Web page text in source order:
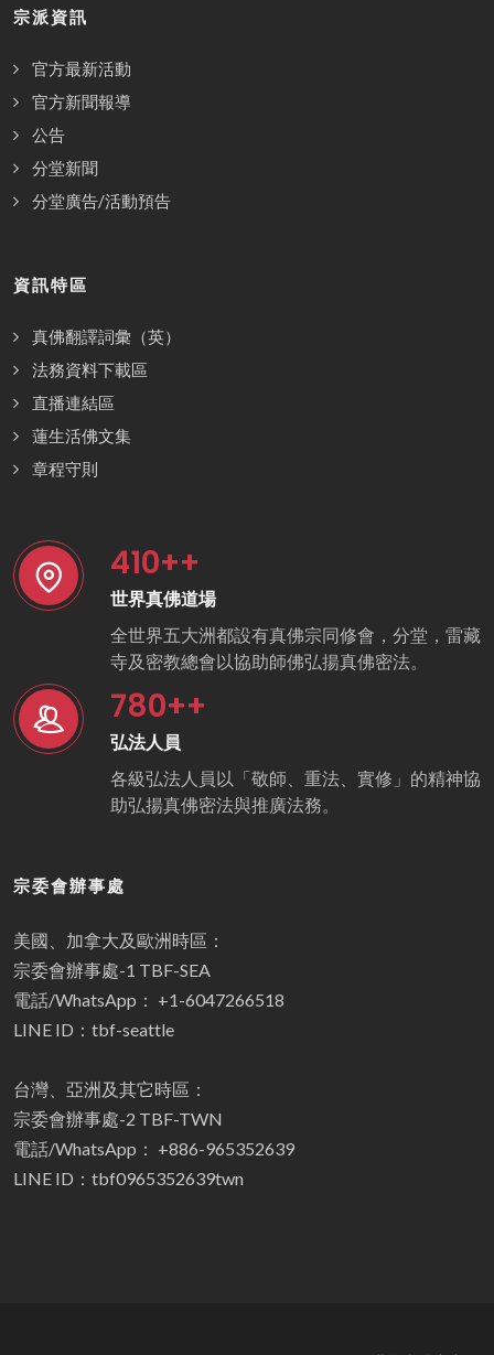
宗派資訊
官方最新活動
官方新聞報導
公告
分堂新聞
分堂廣告/活動預告
資訊特區
真佛翻譯詞彙（英）
法務資料下載區
直播連結區
蓮生活佛文集
章程守則
410++
世界真佛道場
全世界五大洲都設有真佛宗同修會，分堂，雷藏
寺及密教總會以協助師佛弘揚真佛密法。
780++
弘法人員
各級弘法人員以「敬師、重法、實修」的精神協
助弘揚真佛密法與推廣法務。
宗委會辦事處
美國、加拿大及歐洲時區：
宗委會辦事處-1 TBF-SEA
電話/WhatsApp： +1-6047266518
LINE ID：tbf-seattle
台灣、亞洲及其它時區：
宗委會辦事處-2 TBF-TWN
電話/WhatsApp： +886-965352639
LINE ID：tbf0965352639twn